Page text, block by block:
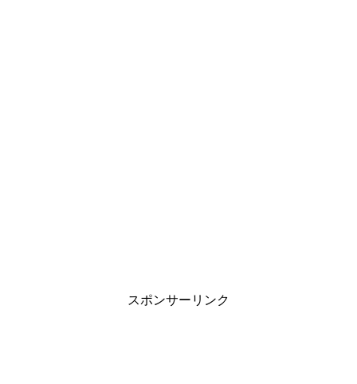
スポンサーリンク